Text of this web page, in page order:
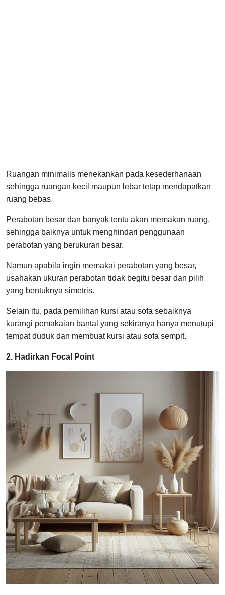
Ruangan minimalis menekankan pada kesederhanaan
sehingga ruangan kecil maupun lebar tetap mendapatkan
ruang bebas.
Perabotan besar dan banyak tentu akan memakan ruang,
sehingga baiknya untuk menghindari penggunaan
perabotan yang berukuran besar.
Namun apabila ingin memakai perabotan yang besar,
usahakan ukuran perabotan tidak begitu besar dan pilih
yang bentuknya simetris.
Selain itu, pada pemilihan kursi atau sofa sebaiknya
kurangi pemakaian bantal yang sekiranya hanya menutupi
tempat duduk dan membuat kursi atau sofa sempit.
2. Hadirkan Focal Point